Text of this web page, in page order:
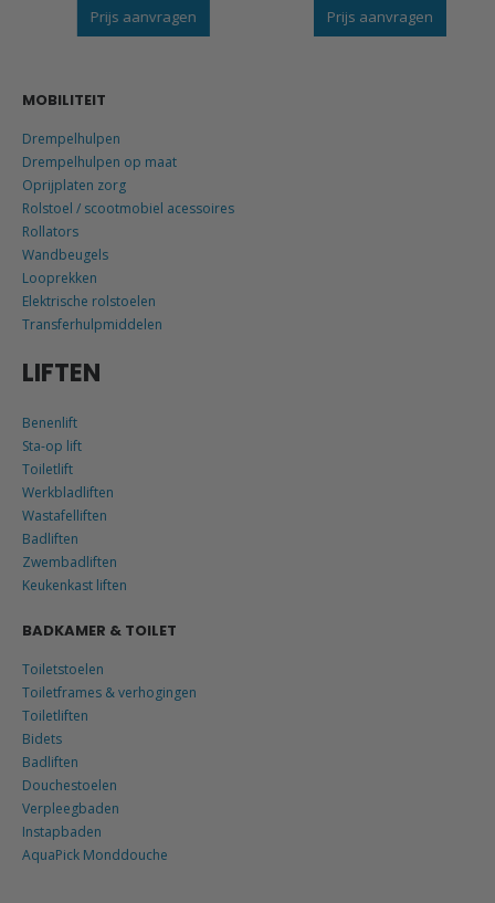
Prijs aanvragen Prijs aanvragen
MOBILITEIT
Drempelhulpen
Drempelhulpen op maat
Oprijplaten zorg
Rolstoel / scootmobiel acessoires
Rollators
Wandbeugels
Looprekken
Elektrische rolstoelen
Transferhulpmiddelen
LIFTEN
Benenlift
Sta-op lift
Toiletlift
Werkbladliften
Wastafelliften
Badliften
Zwembadliften
Keukenkast liften
BADKAMER & TOILET
Toiletstoelen
Toiletframes & verhogingen
Toiletliften
Bidets
Badliften
Douchestoelen
Verpleegbaden
Instapbaden
AquaPick Monddouche